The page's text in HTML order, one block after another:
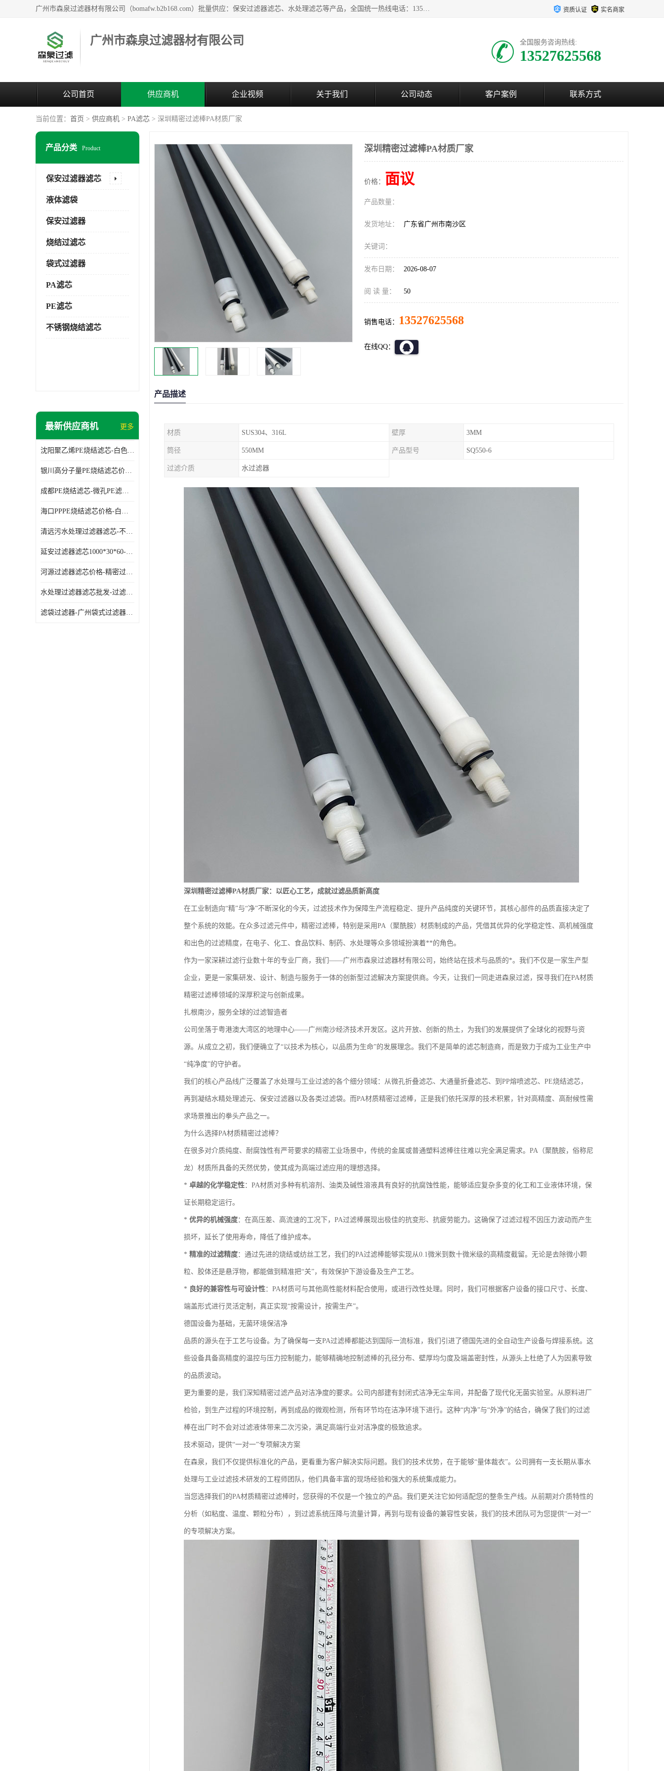
广州市森泉过滤器材有限公司（bomafw.b2b168.com）批量供应：保安过滤器滤芯、水处理滤芯等产品，全国统一热线电话：13527625568。广州市森泉过滤器材有限公司数十年专注于水处理过滤设备的工作，积累了丰富的经验，取得了行业的业绩和成果。 资质认证 实名商家
广州市森泉过滤器材有限公司 全国服务咨询热线:
13527625568
公司首页 供应商机 企业视频 关于我们 公司动态 客户案例 联系方式
当前位置： 首页 > 供应商机 > PA滤芯 > 深圳精密过滤棒PA材质厂家
产品分类 Product
保安过滤器滤芯
液体滤袋
保安过滤器
烧结过滤芯
袋式过滤器
PA滤芯
PE滤芯
不锈钢烧结滤芯
最新供应商机 更多
沈阳聚乙烯PE烧结滤芯-白色PE滤芯-使用寿命长
银川高分子量PE烧结滤芯价格-过滤器PE滤芯-高流通能力
成都PE烧结滤芯-微孔PE滤芯-拆洗方便
海口PPPE烧结滤芯价格-白色PE滤芯-各种规格定制
清远污水处理过滤器滤芯-不锈钢过滤器-欢迎来电咨询
延安过滤器滤芯1000*30*60-水过滤筒-型号齐全
河源过滤器滤芯价格-精密过滤器-大流量滤芯
水处理过滤器滤芯批发-过滤器水过滤-节能环保
滤袋过滤器-广州袋式过滤器厂家-经久耐用
深圳精密过滤棒PA材质厂家
价格： 面议
产品数量：
发货地址： 广东省广州市南沙区
关键词：
发布日期： 2026-08-07
阅 读 量： 50
销售电话： 13527625568
在线QQ：
产品描述
材质 SUS304、316L 壁厚 3MM
筒径 550MM 产品型号 SQ550-6
过滤介质 水过滤器
深圳精密过滤棒PA材质厂家：以匠心工艺，成就过滤品质新高度
在工业制造向“精”与“净”不断深化的今天，过滤技术作为保障生产流程稳定、提升产品纯度的关键环节，其核心部件的品质直接决定了
整个系统的效能。在众多过滤元件中，精密过滤棒，特别是采用PA（聚酰胺）材质制成的产品，凭借其优异的化学稳定性、高机械强度
和出色的过滤精度，在电子、化工、食品饮料、制药、水处理等众多领域扮演着**的角色。
作为一家深耕过滤行业数十年的专业厂商，我们——广州市森泉过滤器材有限公司，始终站在技术与品质的*。我们不仅是一家生产型
企业，更是一家集研发、设计、制造与服务于一体的创新型过滤解决方案提供商。今天，让我们一同走进森泉过滤，探寻我们在PA材质
精密过滤棒领域的深厚积淀与创新成果。
扎根南沙，服务全球的过滤智造者
公司坐落于粤港澳大湾区的地理中心——广州南沙经济技术开发区。这片开放、创新的热土，为我们的发展提供了全球化的视野与资
源。从成立之初，我们便确立了“以技术为核心，以品质为生命”的发展理念。我们不是简单的滤芯制造商，而是致力于成为工业生产中
“纯净度”的守护者。
我们的核心产品线广泛覆盖了水处理与工业过滤的各个细分领域：从微孔折叠滤芯、大通量折叠滤芯、到PP熔喷滤芯、PE烧结滤芯，
再到凝结水精处理滤元、保安过滤器以及各类过滤袋。而PA材质精密过滤棒，正是我们依托深厚的技术积累，针对高精度、高耐候性需
求场景推出的拳头产品之一。
为什么选择PA材质精密过滤棒？
在很多对介质纯度、耐腐蚀性有严苛要求的精密工业场景中，传统的金属或普通塑料滤棒往往难以完全满足需求。PA（聚酰胺，俗称尼
龙）材质所具备的天然优势，使其成为高端过滤应用的理想选择。
* 卓越的化学稳定性：PA材质对多种有机溶剂、油类及碱性溶液具有良好的抗腐蚀性能，能够适应复杂多变的化工和工业液体环境，保
证长期稳定运行。
* 优异的机械强度：在高压差、高流速的工况下，PA过滤棒展现出极佳的抗变形、抗疲劳能力。这确保了过滤过程不因压力波动而产生
损坏，延长了使用寿命，降低了维护成本。
* 精准的过滤精度：通过先进的烧结或纺丝工艺，我们的PA过滤棒能够实现从0.1微米到数十微米级的高精度截留。无论是去除微小颗
粒、胶体还是悬浮物，都能做到精准把“关”，有效保护下游设备及生产工艺。
* 良好的兼容性与可设计性：PA材质可与其他高性能材料配合使用，或进行改性处理。同时，我们可根据客户设备的接口尺寸、长度、
端盖形式进行灵活定制，真正实现“按需设计，按需生产”。
德国设备为基础，无菌环境保洁净
品质的源头在于工艺与设备。为了确保每一支PA过滤棒都能达到国际一流标准，我们引进了德国先进的全自动生产设备与焊接系统。这
些设备具备高精度的温控与压力控制能力，能够精确地控制滤棒的孔径分布、壁厚均匀度及端盖密封性，从源头上杜绝了人为因素导致
的品质波动。
更为重要的是，我们深知精密过滤产品对洁净度的要求。公司内部建有封闭式洁净无尘车间，并配备了现代化无菌实验室。从原料进厂
检验，到生产过程的环境控制，再到成品的微观检测，所有环节均在洁净环境下进行。这种“内净”与“外净”的结合，确保了我们的过滤
棒在出厂时不会对过滤液体带来二次污染，满足高端行业对洁净度的极致追求。
技术驱动，提供“一对一”专项解决方案
在森泉，我们不仅提供标准化的产品，更看重为客户解决实际问题。我们的技术优势，在于能够“量体裁衣”。公司拥有一支长期从事水
处理与工业过滤技术研发的工程师团队，他们具备丰富的现场经验和强大的系统集成能力。
当您选择我们的PA材质精密过滤棒时，您获得的不仅是一个独立的产品。我们更关注它如何适配您的整条生产线。从前期对介质特性的
分析（如粘度、温度、颗粒分布），到过滤系统压降与流量计算，再到与现有设备的兼容性安装，我们的技术团队可为您提供“一对一”
的专项解决方案。